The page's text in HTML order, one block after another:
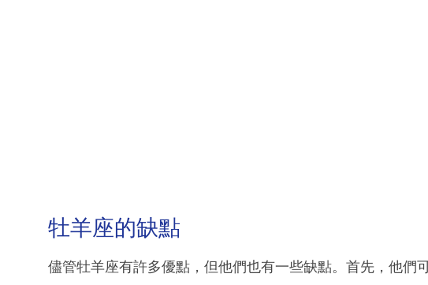
牡羊座的缺點
儘管牡羊座有許多優點，但他們也有一些缺點。首先，他們